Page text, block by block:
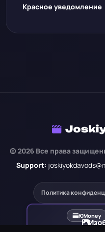
Красное уведомление
© 2026 Все права
Support:
Политика
ЮMoney